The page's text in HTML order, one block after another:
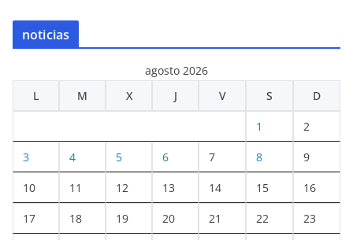
noticias
agosto 2026
L
M X J V S D
1 2
3 4 5 6 7 8 9
10 11 12 13 14 15 16
17 18 19 20 21 22 23